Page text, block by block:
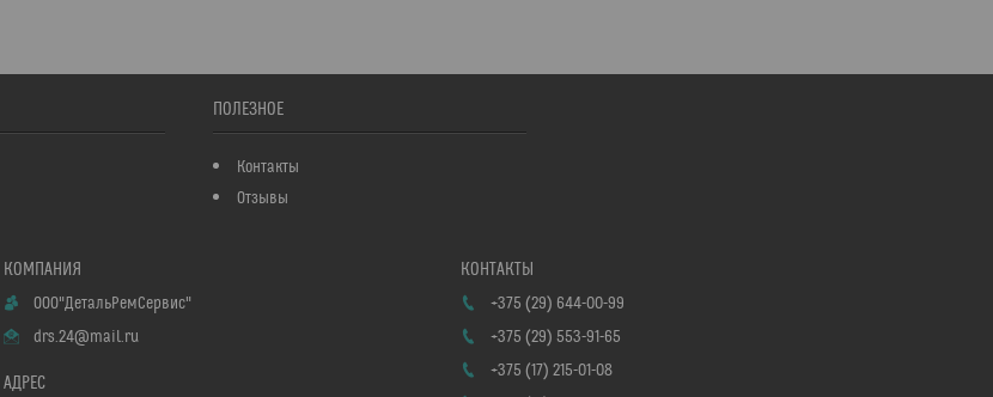
ПОЛЕЗНОЕ
Контакты
Отзывы
ООО"ДетальРемСервис"
drs.24@mail.ru
+375 (29) 644-00-99
+375 (29) 553-91-65
+375 (17) 215-01-08